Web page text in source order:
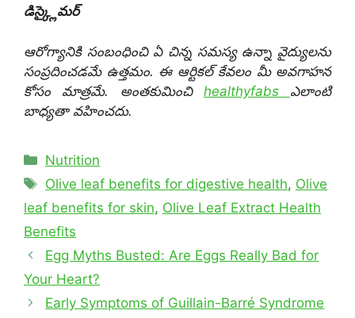
డిస్క్లైమర్
ఆరోగ్యానికి సంబంధించి ఏ చిన్న సమస్య ఉన్నా వైద్యులను
సంప్రదించడమే ఉత్తమం. ఈ ఆర్టికల్ కేవలం మీ అవగాహన
కోసం మాత్రమే. అంతకుమించి healthyfabs ఎలాంటి
బాధ్యతా వహించదు.
Categories
Nutrition
Tags
Olive leaf benefits for digestive health, Olive
leaf benefits for skin, Olive Leaf Extract Health
Benefits
Egg Myths Busted: Are Eggs Really Bad for
Your Heart?
Early Symptoms of Guillain-Barré Syndrome